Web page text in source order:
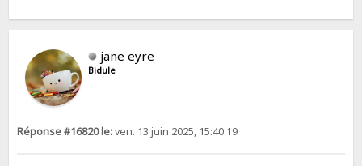
jane eyre
Bidule
Réponse #16820 le:ven. 13 juin 2025, 15:40:19